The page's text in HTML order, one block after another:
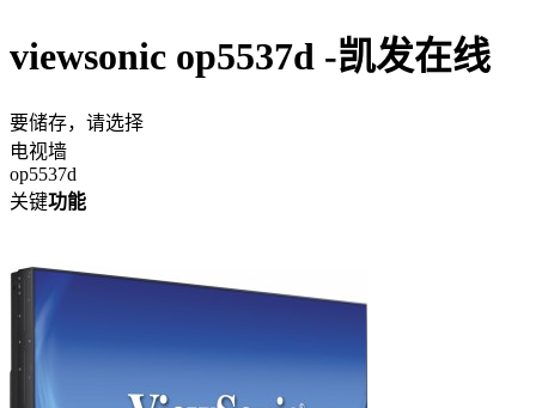
viewsonic op5537d -凯发在线
要储存，请选择
电视墙
op5537d
关键功能